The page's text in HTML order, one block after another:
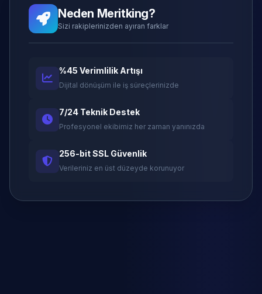
Neden Meritking?
Sizi rakiplerinizden ayıran farklar
%45 Verimlilik Artışı
Dijital dönüşüm ile iş süreçlerinizde
7/24 Teknik Destek
Profesyonel ekibimiz her zaman yanınızda
256-bit SSL Güvenlik
Verileriniz en üst düzeyde korunuyor